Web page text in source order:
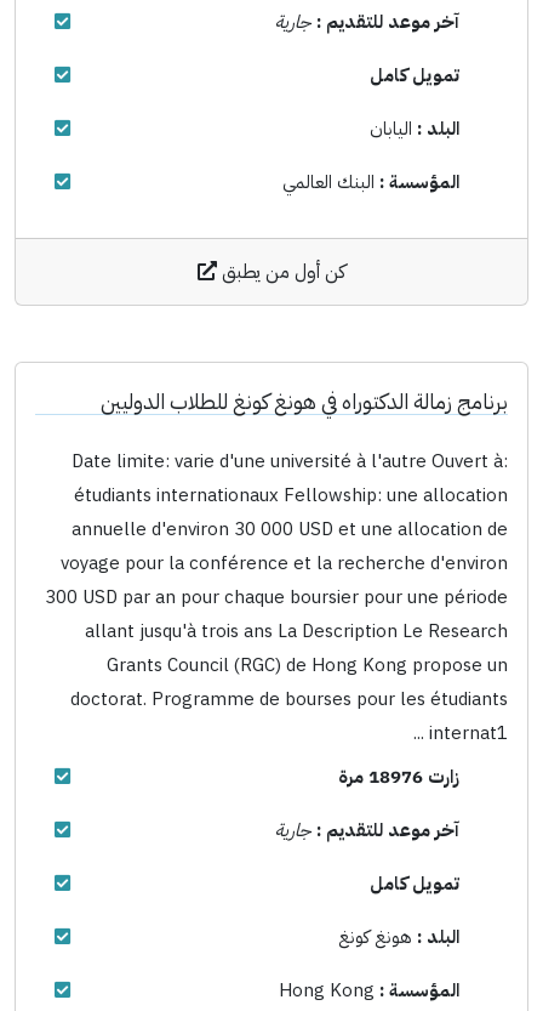
آخر موعد للتقديم : جارية
تمويل كامل
البلد : اليابان
المؤسسة : البنك العالمي
كن أول من يطبق
برنامج زمالة الدكتوراه في هونغ كونغ للطلاب الدوليين
Date limite: varie d'une université à l'autre Ouvert à:
étudiants internationaux Fellowship: une allocation
annuelle d'environ 30 000 USD et une allocation de
voyage pour la conférence et la recherche d'environ
300 USD par an pour chaque boursier pour une période
allant jusqu'à trois ans La Description Le Research
Grants Council (RGC) de Hong Kong propose un
doctorat. Programme de bourses pour les étudiants
internat1 ...
زارت 18976 مرة
آخر موعد للتقديم : جارية
تمويل كامل
البلد : هونغ كونغ
المؤسسة : Hong Kong